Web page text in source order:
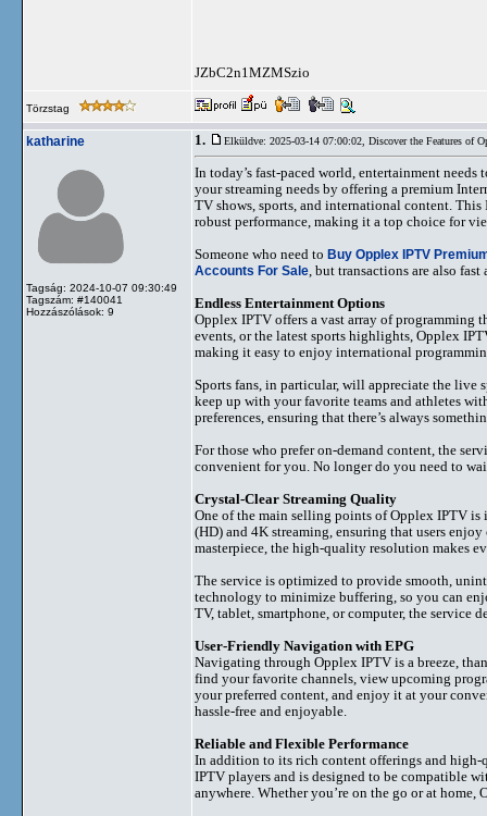
JZbC2n1MZMSzio
Törzstag
katharine
Tagság: 2024-10-07 09:30:49
Tagszám: #140041
Hozzászólások: 9
1. Elküldve: 2025-03-14 07:00:02, Discover the Features of
In today’s fast-paced world, entertainment
your streaming needs by offering a premium
TV shows, sports, and international content.
robust performance, making it a top choice for
Someone who need to Buy Opplex IPTV
Accounts For Sale , but transactions are also
Endless Entertainment Options
Opplex IPTV offers a vast array of programming
events, or the latest sports highlights, Opplex
making it easy to enjoy international
Sports fans, in particular, will appreciate the live
keep up with your favorite teams and athletes
preferences, ensuring that there’s always
For those who prefer on-demand content, the
convenient for you. No longer do you need to
Crystal-Clear Streaming Quality
One of the main selling points of Opplex IPTV
(HD) and 4K streaming, ensuring that users
masterpiece, the high-quality resolution makes
The service is optimized to provide smooth,
technology to minimize buffering, so you can
TV, tablet, smartphone, or computer, the service
User-Friendly Navigation with EPG
Navigating through Opplex IPTV is a breeze,
find your favorite channels, view upcoming
your preferred content, and enjoy it at your
hassle-free and enjoyable.
Reliable and Flexible Performance
In addition to its rich content offerings and
IPTV players and is designed to be compatible
anywhere. Whether you’re on the go or at